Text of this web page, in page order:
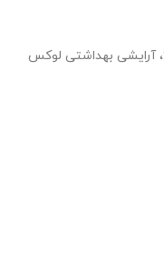
کرمانشاه، پاوه، نوسود بازارچه مرزی غرفه 9، آرایشی بهداشتی لوکس